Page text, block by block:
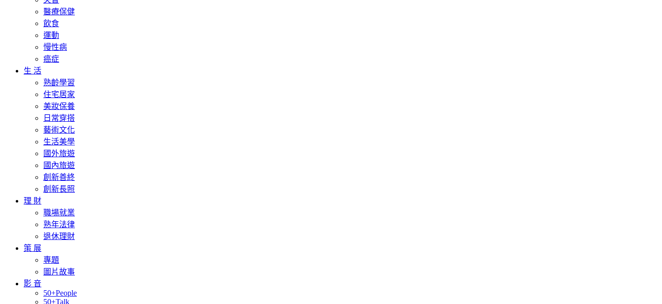
醫療保健
飲食
運動
慢性病
癌症
生 活
熟齡學習
住宅居家
美妝保養
日常穿搭
藝術文化
生活美學
國外旅遊
國內旅遊
創新善終
創新長照
理 財
職場就業
熟年法律
退休理財
策 展
專題
圖片故事
影 音
50+People
50+Talk